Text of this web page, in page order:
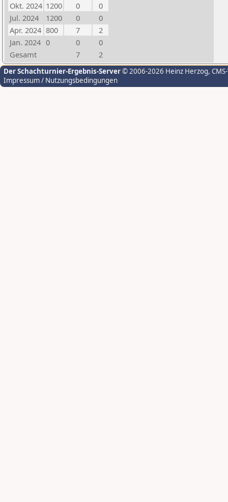
Okt. 2024 1200 0
0
Jul. 2024
1200 0
0
Apr. 2024 800 7
2
Jan. 2024 0 0
0
Gesamt
7 2
Der Schachturnier-Ergebnis-Server© 2006-2026 Heinz Herzog,
Impressum / Nutzungsbedingungen